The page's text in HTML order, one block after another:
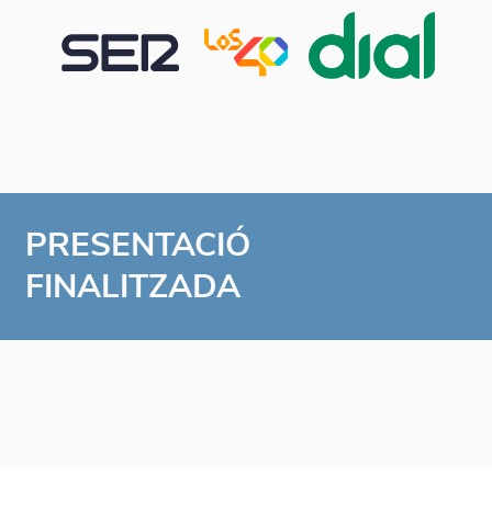
PRESENTACIÓ
FINALITZADA